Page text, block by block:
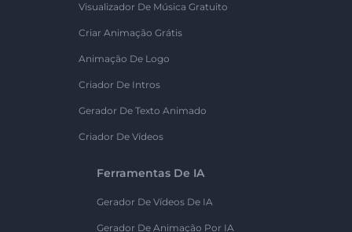
Visualizador De Música Gratuito
Criar Animação Grátis
Animação De Logo
Criador De Intros
Gerador De Texto Animado
Criador De Vídeos
Ferramentas De IA
Gerador De Vídeos De IA
Gerador De Animação Por IA